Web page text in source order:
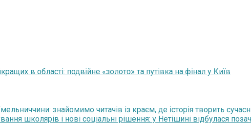
в області: подвійне «золото» та путівка на фінал у Київ
знайомимо читачів із краєм, де історія творить
школярів і нові соціальні рішення: у Нетішині відбулася